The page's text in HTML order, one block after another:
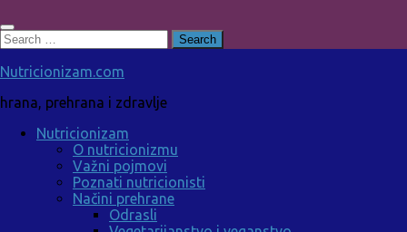
Search
for:
Nutricionizam.com
hrana, prehrana i zdravlje
Nutricionizam
O nutricionizmu
Važni pojmovi
Poznati nutricionisti
Načini prehrane
Odrasli